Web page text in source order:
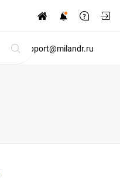
support@milandr.ru